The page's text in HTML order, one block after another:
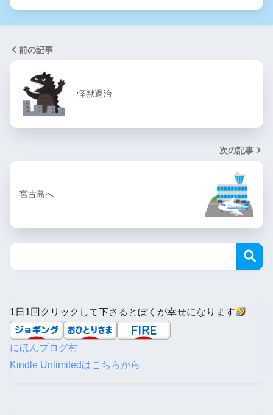
前の記事
怪獣退治
次の記事
宮古島へ
1日1回クリックして下さるとぼくが幸せになります
にほんブログ村
Kindle Unlimitedはこちらから